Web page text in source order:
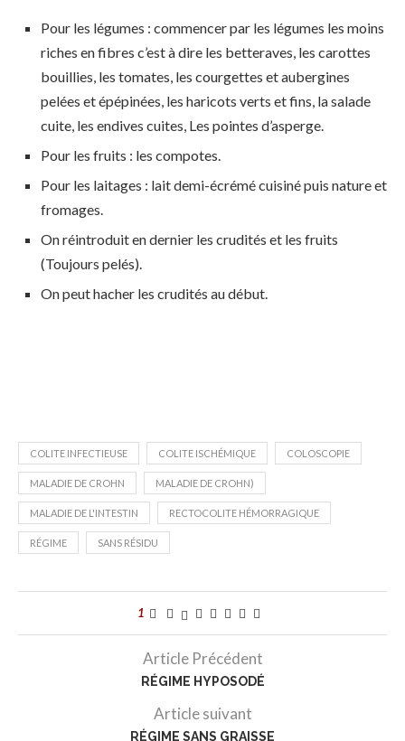
Pour les légumes : commencer par les légumes les moins
riches en fibres c’est à dire les betteraves, les carottes
bouillies, les tomates, les courgettes et aubergines
pelées et épépinées, les haricots verts et fins, la salade
cuite, les endives cuites, Les pointes d’asperge.
Pour les fruits : les compotes.
Pour les laitages : lait demi-écrémé cuisiné puis nature et
fromages.
On réintroduit en dernier les crudités et les fruits
(Toujours pelés).
On peut hacher les crudités au début.
COLITE INFECTIEUSE COLITE ISCHÉMIQUE COLOSCOPIE
MALADIE DE CROHN MALADIE DE CROHN)
MALADIE DE L'INTESTIN RECTOCOLITE HÉMORRAGIQUE
RÉGIME SANS RÉSIDU
1
Article Précédent
RÉGIME HYPOSODÉ
Article suivant
RÉGIME SANS GRAISSE